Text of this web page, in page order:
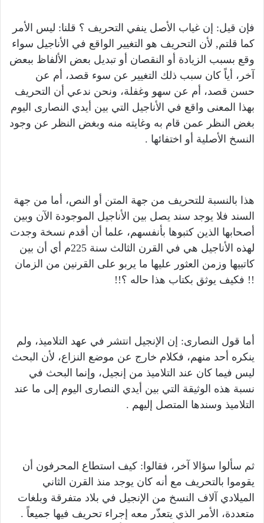
فإن قيل: إن غياب الأصل ينفي التحريف ؟ قلنا: ليس الأمر
كما قلتم, لأن التحريف هو التغيير الواقع في الأناجيل سواء
وقع بسبب الزيادة أو النقصان أو تبديل بعض الألفاظ ببعض
آخر، أياً كان سبب ذلك التغيير عن سوء قصد، أم عن
حسن قصد، أم عن سهو وغفلة، ونحن ندعي أن التحريف
بهذا المعنى واقع في الأناجيل التي بين أيدي النصارى اليوم
بغض النظر عمن قام به وغايته منه وبغض النظر عن وجود
النسخ الأصلية أو اختفائها .
هذا بالنسبة للتحريف من جهة المتن أو النص، أما من جهة
السند فلا يوجد سند يصل بين الأناجيل الموجودة الآن وبين
أصحابها الذين كتبوها بأنفسهم، علما أن أقدم نسخة وجدت
لهذه الأناجيل هي في القرن الثالث سنة 225م أي أن بين
كاتبيها وزمن العثور عليها ما يربو على القرنين من الزمان
!! فكيف يوثق بكتاب هذا حاله ؟!!
أما قول النصارى: إن الإنجيل انتشر في عهد التلاميذ، ولم
ينكره أحد منهم، فكلام خارج عن موضع النزاع، لأن البحث
ليس فيما كان عند التلاميذ من إنجيل، وإنما البحث في
نسبة هذه الوثيقة التي بين أيدي النصارى اليوم إلى ما عند
التلاميذ وسندها المتصل إليهم .
ثم سألوا سؤالا آخر، فقالوا: كيف استطاع المحرفون أن
يقوموا بالتحريف مع أنه كان يوجد منذ القرن الثاني
الميلادي آلاف النسخ من الإنجيل في بلاد متفرقة وبلغات
متعددة، الأمر الذي يتعذّر معه إجراء تحريف فيها جميعاً .